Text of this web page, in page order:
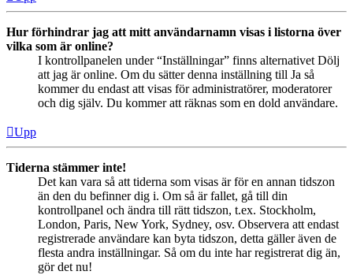
Hur förhindrar jag att mitt användarnamn visas i listorna över
vilka som är online?
I kontrollpanelen under “Inställningar” finns alternativet Dölj
att jag är online. Om du sätter denna inställning till Ja så
kommer du endast att visas för administratörer, moderatorer
och dig själv. Du kommer att räknas som en dold användare.
Upp
Tiderna stämmer inte!
Det kan vara så att tiderna som visas är för en annan tidszon
än den du befinner dig i. Om så är fallet, gå till din
kontrollpanel och ändra till rätt tidszon, t.ex. Stockholm,
London, Paris, New York, Sydney, osv. Observera att endast
registrerade användare kan byta tidszon, detta gäller även de
flesta andra inställningar. Så om du inte har registrerat dig än,
gör det nu!